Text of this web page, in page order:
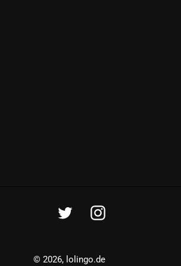
TwitterInstagram
© 2026, lolingo.de